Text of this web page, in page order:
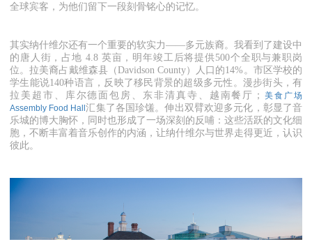
全球宾客，为他们留下一段刻骨铭心的记忆。
其实纳什维尔还有一个重要的软实力——多元族裔。我看到了建设中
的唐人街，占地 4.8 英亩，明年竣工后将提供500个全职与兼职岗
位。拉美裔占戴维森县（Davidson County）人口的14%。市区学校的
学生能说140种语言，反映了移民背景的超级多元性。漫步街头，有
拉美超市、库尔德面包房、东非清真寺、越南餐厅； 美食广场
Assembly Food Hall汇集了各国珍馐。伸出双臂欢迎多元化，彰显了音
乐城的博大胸怀，同时也形成了一场深刻的反哺：这些活跃的文化细
胞，不断丰富着音乐创作的内涵，让纳什维尔与世界走得更近，认识
彼此。